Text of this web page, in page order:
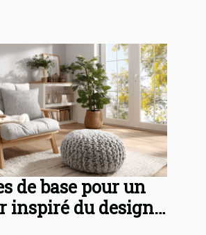
de base pour un
inspiré du design